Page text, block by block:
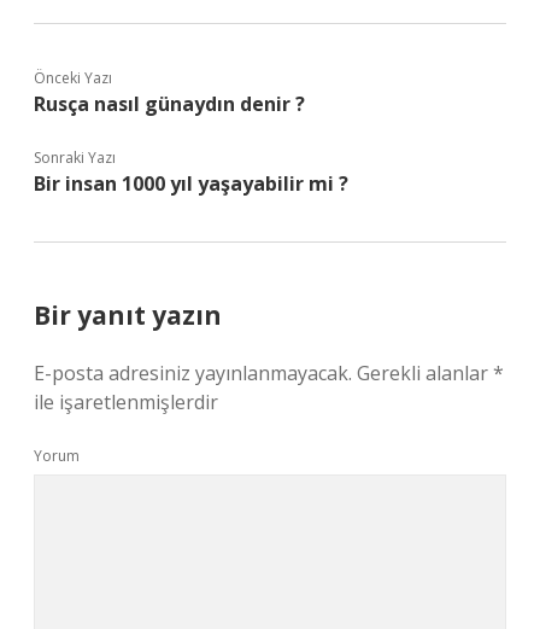
Önceki Yazı
Rusça nasıl günaydın denir ?
Sonraki Yazı
Bir insan 1000 yıl yaşayabilir mi ?
Bir yanıt yazın
E-posta adresiniz yayınlanmayacak. Gerekli alanlar*
ile işaretlenmişlerdir
Yorum